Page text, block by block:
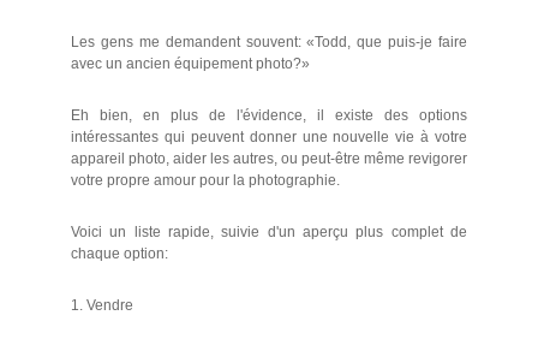
Les gens me demandent souvent: «Todd, que puis-je faire
avec un ancien équipement photo?»
Eh bien, en plus de l'évidence, il existe des options
intéressantes qui peuvent donner une nouvelle vie à votre
appareil photo, aider les autres, ou peut-être même revigorer
votre propre amour pour la photographie.
Voici un liste rapide, suivie d'un aperçu plus complet de
chaque option:
1. Vendre